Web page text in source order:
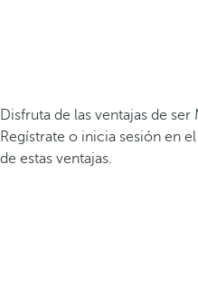
Disfruta de las ventajas de ser
Regístrate o inicia sesión en
de estas ventajas.